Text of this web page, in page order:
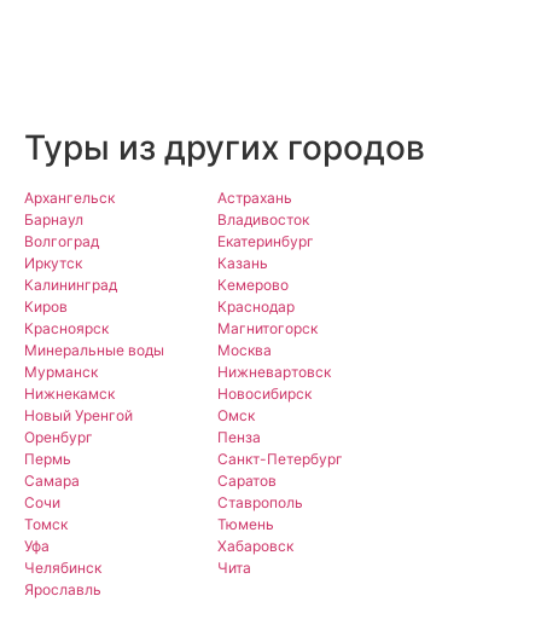
Туры из других городов
Архангельск
Астрахань
Барнаул
Владивосток
Волгоград
Екатеринбург
Иркутск
Казань
Калининград
Кемерово
Киров
Краснодар
Красноярск
Магнитогорск
Минеральные воды
Москва
Мурманск
Нижневартовск
Нижнекамск
Новосибирск
Новый Уренгой
Омск
Оренбург
Пенза
Пермь
Санкт-Петербург
Самара
Саратов
Сочи
Ставрополь
Томск
Тюмень
Уфа
Хабаровск
Челябинск
Чита
Ярославль